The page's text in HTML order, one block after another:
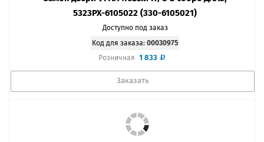
5323РХ-6105022 (330-6105021)
Доступно под заказ
Код для заказа: 00030975
Розничная 1 833
Заказать